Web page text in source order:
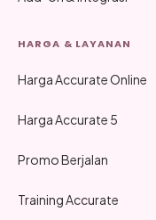
HARGA & LAYANAN
Harga Accurate Online
Harga Accurate 5
Promo Berjalan
Training Accurate